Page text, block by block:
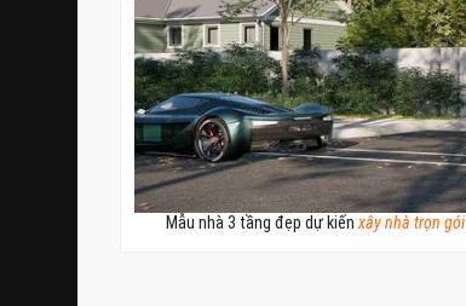
Mẫu nhà 3 tầng đẹp dự kiếnxây nhà trọn gói